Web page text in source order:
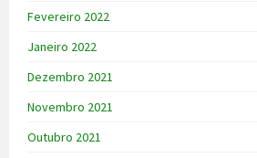
Fevereiro 2022
Janeiro 2022
Dezembro 2021
Novembro 2021
Outubro 2021